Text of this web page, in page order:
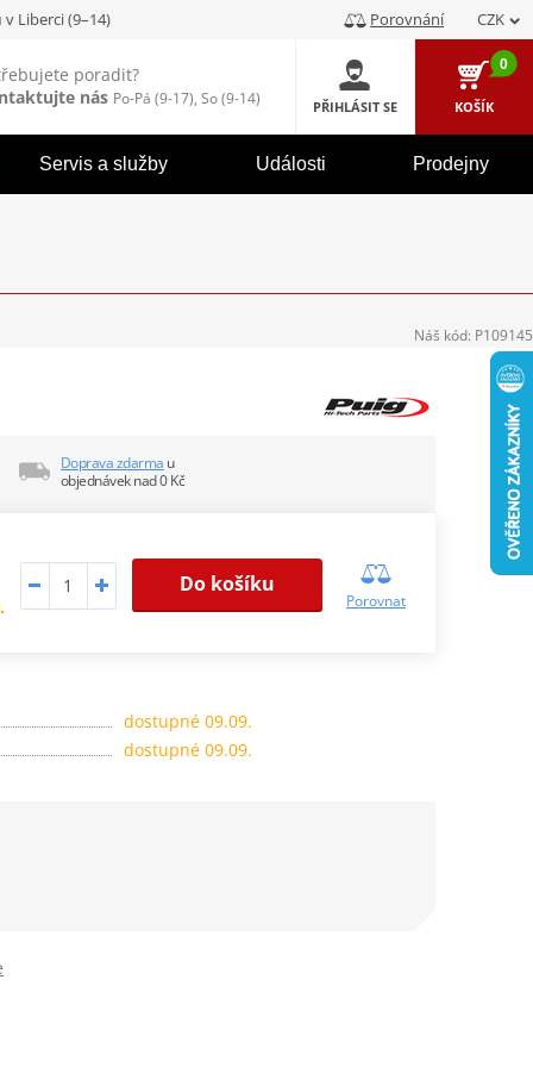
v Liberci (9–14) Porovnání CZK
poradit?
nás Po-Pá (9-17), So (9-14) PŘIHLÁSIT SE
0
KOŠÍK
Servis a služby Události Prodejny
Doprava zdarma u
objednávek nad 0 Kč
Do košíku
Porovnat
dostupné 09.09.
dostupné 09.09.
Náš kód: P109145